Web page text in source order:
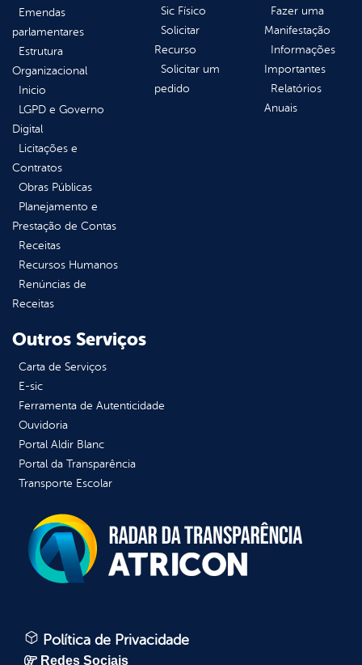
Emendas
parlamentares
Estrutura
Organizacional
Inicio
LGPD e Governo
Digital
Licitações e
Contratos
Obras Públicas
Planejamento e
Prestação de Contas
Receitas
Recursos Humanos
Renúncias de
Receitas
Sic Físico
Solicitar
Recurso
Solicitar um
pedido
Fazer uma
Manifestação
Informações
Importantes
Relatórios
Anuais
Outros Serviços
Carta de Serviços
E-sic
Ferramenta de Autenticidade
Ouvidoria
Portal Aldir Blanc
Portal da Transparência
Transporte Escolar
Política de Privacidade
Redes Sociais